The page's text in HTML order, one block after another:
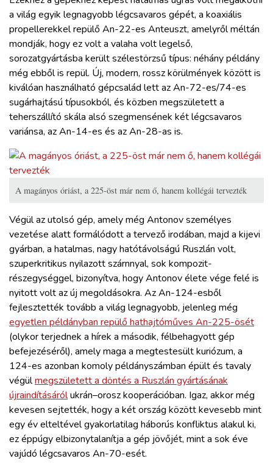
a világ egyik legnagyobb légcsavaros gépét, a koaxiális
propellerekkel repülő An-22-es Anteuszt, amelyről méltán
mondják, hogy ez volt a valaha volt legelső,
sorozatgyártásba került szélestörzsű típus: néhány példány
még ebből is repül. Új, modern, rossz körülmények között is
kiválóan használható gépcsalád lett az An-72-es/74-es
sugárhajtású típusokból, és közben megszületett a
teherszállító skála alsó szegmensének két légcsavaros
variánsa, az An-14-es és az An-28-as is.
A magányos óriást, a 225-öst már nem ő, hanem kollégái tervezték
Végül az utolsó gép, amely még Antonov személyes
vezetése alatt formálódott a tervező irodában, majd a kijevi
gyárban, a hatalmas, nagy hatótávolságú Ruszlán volt,
szuperkritikus nyilazott szárnnyal, sok kompozit-
részegységgel, bizonyítva, hogy Antonov élete vége felé is
nyitott volt az új megoldásokra. Az An-124-esből
fejlesztették tovább a világ legnagyobb, jelenleg még
egyetlen példányban repülő hathajtóműves An-225-ösét
(olykor terjednek a hírek a második, félbehagyott gép
befejezéséről), amely maga a megtestesült kuriózum, a
124-es azonban komoly példányszámban épült és tavaly
végülmegszületett a döntés a Ruszlán gyártásának
újraindításárólukrán–orosz kooperációban. Igaz, akkor még
kevesen sejtették, hogy a két ország között kevesebb mint
egy év elteltével gyakorlatilag háborús konfliktus alakul ki,
ez éppúgy elbizonytalanítja a gép jövőjét, mint a sok éve
vajúdó légcsavaros An-70-esét.